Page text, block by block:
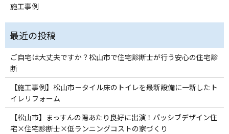
施工事例
ご自宅は大丈夫ですか？松山市で住宅診断士が行う安心の住宅診
断
【施工事例】松山市－タイル床のトイレを最新設備に一新したト
イレリフォーム
【松山市】まっすんの陽あたり良好に出演！パッシブデザイン住
宅×住宅診断士×低ランニングコストの家づくり